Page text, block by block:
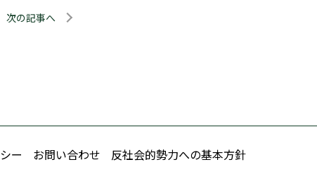
次の記事へ
ー お問い合わせ 反社会的勢力への基本方針